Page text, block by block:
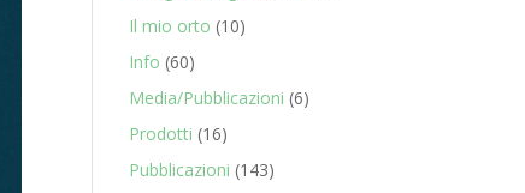
Il mio orto (10)
Info (60)
Media/Pubblicazioni (6)
Prodotti (16)
Pubblicazioni (143)